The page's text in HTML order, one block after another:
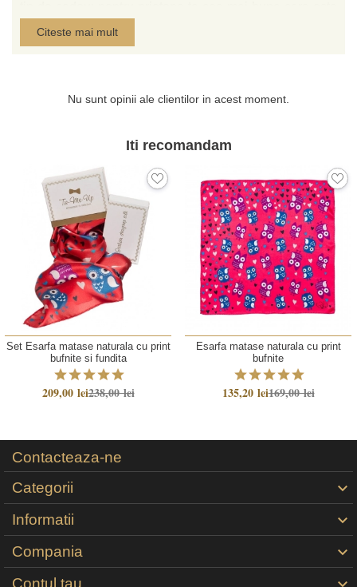
mereu alaturi de tine, pentru mama ta pe care o iubesti,
pentru o colega de servici care merita sa fie rasfatata,
apreciezi. Arata-le cat de mult le pretuiesti!
punguta alba cu logo-ul Tie-Me-Up.
Accesorii produse de Tie-Me-Up in Romania, in serii
mici, finisate manual impecabil, din matase naturala de
designer, importata din Italia.
Citeste mai mult
Nu sunt opinii ale clientilor in acest moment.
Iti recomandam
Set Esarfa matase naturala cu print
bufnite si fundita
209,00 lei238,00 lei
Esarfa matase naturala cu print
bufnite
135,20 lei169,00 lei
Contacteaza-ne
Categorii

Informatii 
Compania 
Contul tau